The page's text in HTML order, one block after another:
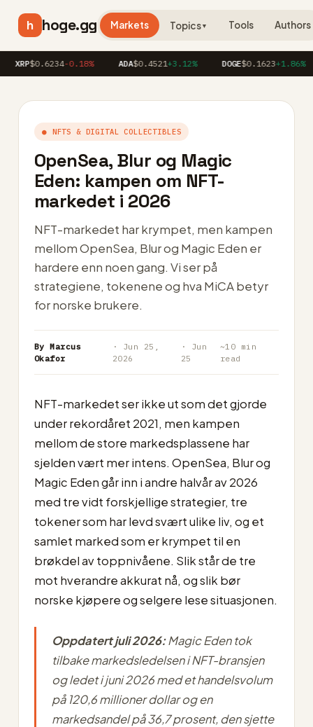
h hoge.gg Markets Topics▼ Tools Authors
$0.6234-0.18% ADA $0.4521+3.12% DOGE $0.1623+1.86%
● NFTS & DIGITAL COLLECTIBLES
OpenSea, Blur og Magic
Eden: kampen om NFT-
markedet i 2026
NFT-markedet har krympet, men kampen
mellom OpenSea, Blur og Magic Eden er
hardere enn noen gang. Vi ser på
strategiene, tokenene og hva MiCA betyr
for norske brukere.
By Marcus
Okafor
· Jun 25,
2026
· Jun
25
~10 min
read
NFT-markedet ser ikke ut som det gjorde
under rekordåret 2021, men kampen
mellom de store markedsplassene har
sjelden vært mer intens. OpenSea, Blur og
Magic Eden går inn i andre halvår av 2026
med tre vidt forskjellige strategier, tre
tokener som har levd svært ulike liv, og et
samlet marked som er krympet til en
brøkdel av toppnivåene. Slik står de tre
mot hverandre akkurat nå, og slik bør
norske kjøpere og selgere lese situasjonen.
Oppdatert juli 2026:Magic Eden tok
tilbake markedsledelsen i NFT-bransjen
og ledet i juni 2026 med et handelsvolum
på 120,6 millioner dollar og en
markedsandel på 36,7 prosent, den sjette